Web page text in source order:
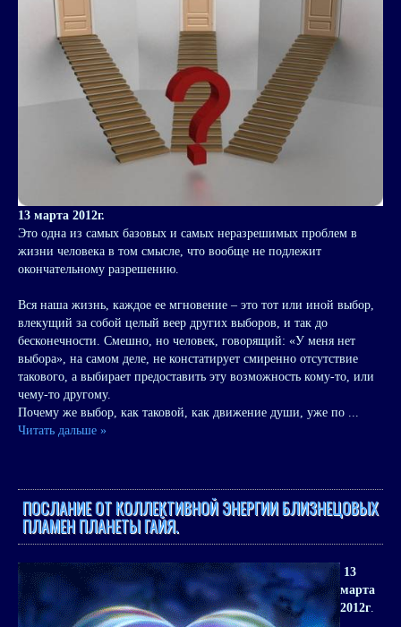
13 марта 2012г.
Это одна из самых базовых и самых неразрешимых проблем в
жизни человека в том смысле, что вообще не подлежит
окончательному разрешению.
Вся наша жизнь, каждое ее мгновение – это тот или иной выбор,
влекущий за собой целый веер других выборов, и так до
бесконечности. Смешно, но человек, говорящий: «У меня нет
выбора», на самом деле, не констатирует смиренно отсутствие
такового, а выбирает предоставить эту возможность кому-то, или
чему-то другому.
Почему же выбор, как таковой, как движение души, уже по ...
Читать дальше »
ПОСЛАНИЕ ОТ КОЛЛЕКТИВНОЙ ЭНЕРГИИ БЛИЗНЕЦОВЫХ
ПЛАМЕН ПЛАНЕТЫ ГАЙЯ.
13
марта
2012г.